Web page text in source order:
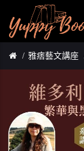
雅痞藝文講座